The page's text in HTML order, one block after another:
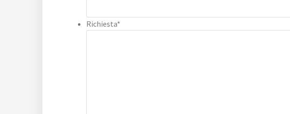
Richiesta*